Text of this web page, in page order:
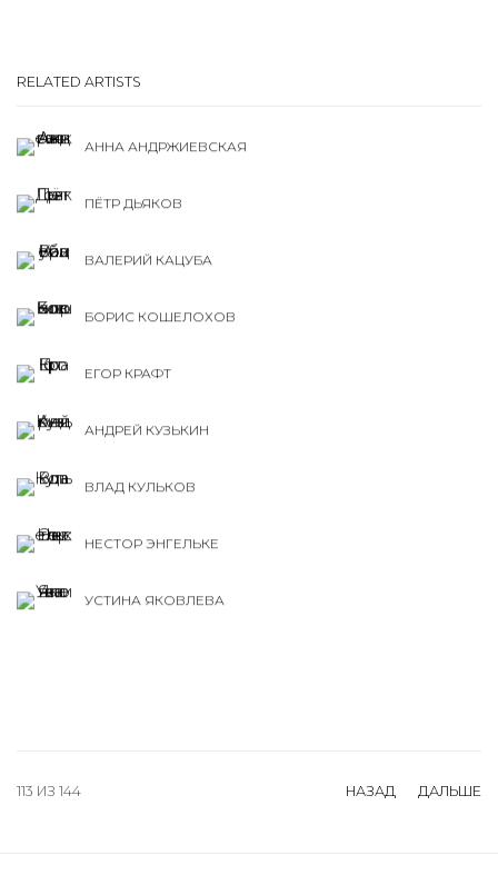
RELATED ARTISTS
АННА АНДРЖИЕВСКАЯ
ПЁТР ДЬЯКОВ
ВАЛЕРИЙ КАЦУБА
БОРИС КОШЕЛОХОВ
ЕГОР КРАФТ
АНДРЕЙ КУЗЬКИН
ВЛАД КУЛЬКОВ
НЕСТОР ЭНГЕЛЬКЕ
УСТИНА ЯКОВЛЕВА
НАЗАД ДАЛЬШЕ
113 ИЗ 144